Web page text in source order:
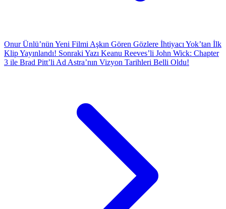
Onur Ünlü’nün Yeni Filmi Aşkın Gören Gözlere İhtiyacı Yok’tan İlk
Klip Yayınlandı! Sonraki Yazı Keanu Reeves’li John Wick: Chapter
3 ile Brad Pitt’li Ad Astra’nın Vizyon Tarihleri Belli Oldu!